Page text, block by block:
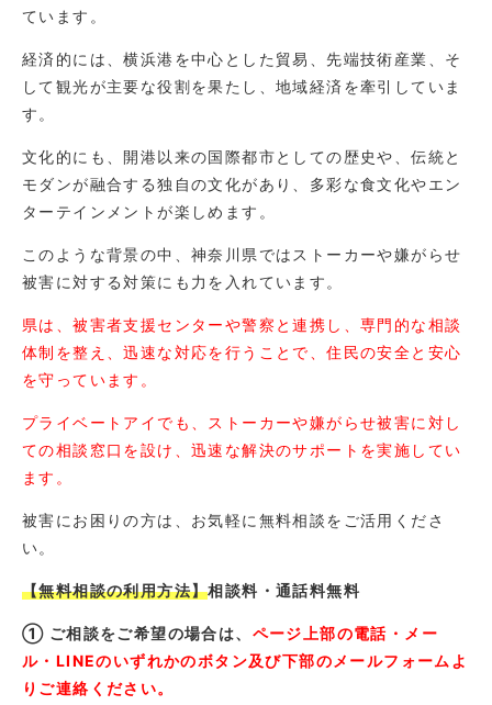
ています。
経済的には、横浜港を中心とした貿易、先端技術産業、そ
して観光が主要な役割を果たし、地域経済を牽引していま
す。
文化的にも、開港以来の国際都市としての歴史や、伝統と
モダンが融合する独自の文化があり、多彩な食文化やエン
ターテインメントが楽しめます。
このような背景の中、神奈川県ではストーカーや嫌がらせ
被害に対する対策にも力を入れています。
県は、被害者支援センターや警察と連携し、専門的な相談
体制を整え、迅速な対応を行うことで、住民の安全と安心
を守っています。
プライベートアイでも、ストーカーや嫌がらせ被害に対し
ての相談窓口を設け、迅速な解決のサポートを実施してい
ます。
被害にお困りの方は、お気軽に無料相談をご活用くださ
い。
【無料相談の利用方法】相談料・通話料無料
① ご相談をご希望の場合は、 ページ上部の電話・メー
ル・LINEのいずれかのボタン及び下部のメールフォームよ
りご連絡ください。